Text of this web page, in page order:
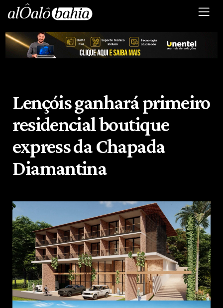
Lençóis ganhará primeiro
residencial boutique
express da Chapada
Diamantina